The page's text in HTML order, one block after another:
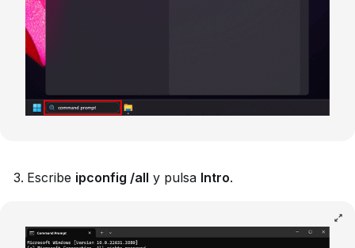
Escribe ipconfig /all y pulsa Intro.